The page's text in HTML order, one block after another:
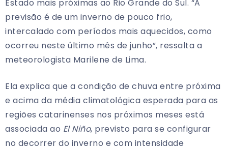
Estado mais próximas ao Rio Grande do Sul. “A
previsão é de um inverno de pouco frio,
intercalado com períodos mais aquecidos, como
ocorreu neste último mês de junho”, ressalta a
meteorologista Marilene de Lima.
Ela explica que a condição de chuva entre próxima
e acima da média climatológica esperada para as
regiões catarinenses nos próximos meses está
associada ao El Niño, previsto para se configurar
no decorrer do inverno e com intensidade